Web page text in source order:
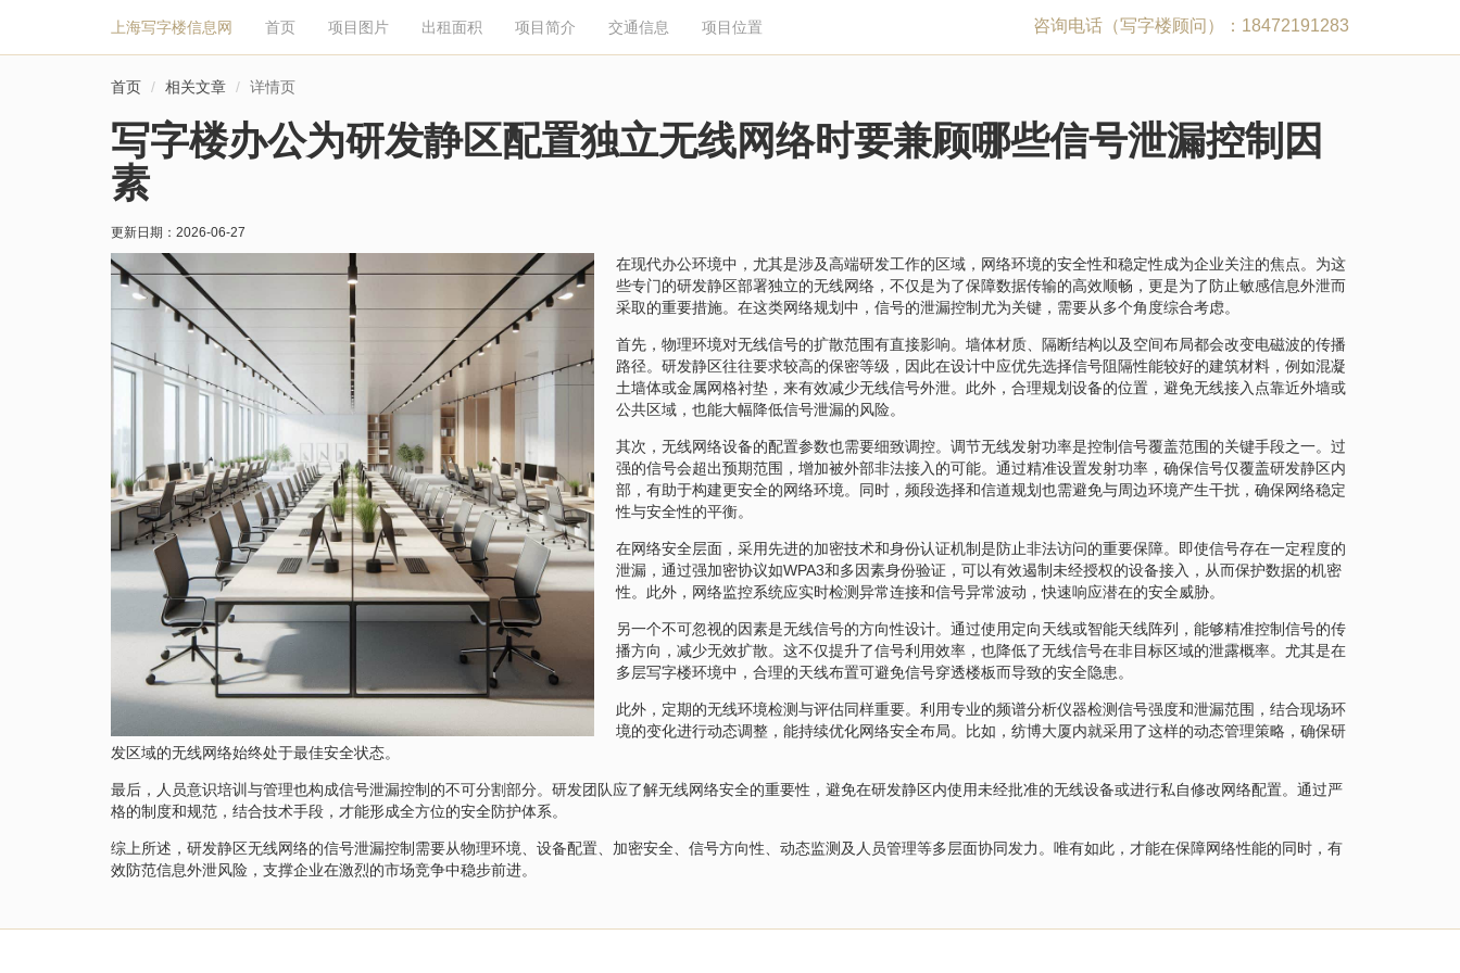
上海写字楼信息网 首页 项目图片 出租面积 项目简介 交通信息 项目位置 咨询电话（写字楼顾问）：18472191283
首页 相关文章 详情页
写字楼办公为研发静区配置独立无线网络时要兼顾哪些信号泄漏控制因
素
更新日期： 2026-06-27
在现代办公环境中，尤其是涉及高端研发工作的区域，网络环境的安全性和稳定性成为企业关注的焦点。为这
些专门的研发静区部署独立的无线网络，不仅是为了保障数据传输的高效顺畅，更是为了防止敏感信息外泄而
采取的重要措施。在这类网络规划中，信号的泄漏控制尤为关键，需要从多个角度综合考虑。
首先，物理环境对无线信号的扩散范围有直接影响。墙体材质、隔断结构以及空间布局都会改变电磁波的传播
路径。研发静区往往要求较高的保密等级，因此在设计中应优先选择信号阻隔性能较好的建筑材料，例如混凝
土墙体或金属网格衬垫，来有效减少无线信号外泄。此外，合理规划设备的位置，避免无线接入点靠近外墙或
公共区域，也能大幅降低信号泄漏的风险。
其次，无线网络设备的配置参数也需要细致调控。调节无线发射功率是控制信号覆盖范围的关键手段之一。过
强的信号会超出预期范围，增加被外部非法接入的可能。通过精准设置发射功率，确保信号仅覆盖研发静区内
部，有助于构建更安全的网络环境。同时，频段选择和信道规划也需避免与周边环境产生干扰，确保网络稳定
性与安全性的平衡。
在网络安全层面，采用先进的加密技术和身份认证机制是防止非法访问的重要保障。即使信号存在一定程度的
泄漏，通过强加密协议如WPA3和多因素身份验证，可以有效遏制未经授权的设备接入，从而保护数据的机密
性。此外，网络监控系统应实时检测异常连接和信号异常波动，快速响应潜在的安全威胁。
另一个不可忽视的因素是无线信号的方向性设计。通过使用定向天线或智能天线阵列，能够精准控制信号的传
播方向，减少无效扩散。这不仅提升了信号利用效率，也降低了无线信号在非目标区域的泄露概率。尤其是在
多层写字楼环境中，合理的天线布置可避免信号穿透楼板而导致的安全隐患。
此外，定期的无线环境检测与评估同样重要。利用专业的频谱分析仪器检测信号强度和泄漏范围，结合现场环
境的变化进行动态调整，能持续优化网络安全布局。比如，纺博大厦内就采用了这样的动态管理策略，确保研
发区域的无线网络始终处于最佳安全状态。
最后，人员意识培训与管理也构成信号泄漏控制的不可分割部分。研发团队应了解无线网络安全的重要性，避免在研发静区内使用未经批准的无线设备或进行私自修改网络配置。通过严
格的制度和规范，结合技术手段，才能形成全方位的安全防护体系。
综上所述，研发静区无线网络的信号泄漏控制需要从物理环境、设备配置、加密安全、信号方向性、动态监测及人员管理等多层面协同发力。唯有如此，才能在保障网络性能的同时，有
效防范信息外泄风险，支撑企业在激烈的市场竞争中稳步前进。